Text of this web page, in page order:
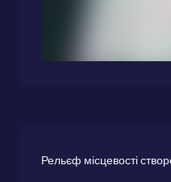
Рельєф місцевості